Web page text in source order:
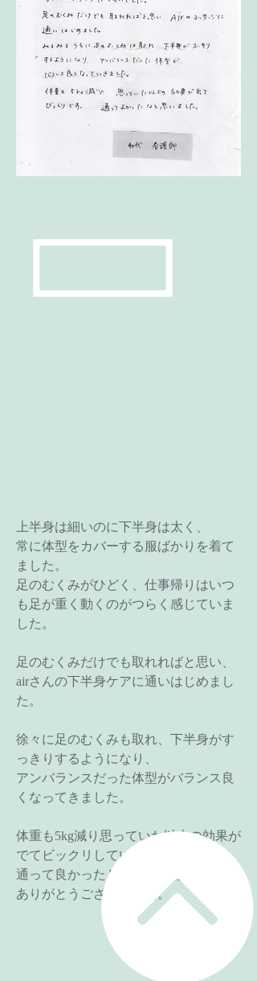
上半身は細いのに下半身は太く、
常に体型をカバーする服ばかりを着て
ました。
足のむくみがひどく、仕事帰りはいつ
も足が重く動くのがつらく感じていま
した。
足のむくみだけでも取れればと思い、
airさんの下半身ケアに通いはじめまし
た。
徐々に足のむくみも取れ、下半身がす
っきりするようになり、
アンバランスだった体型がバランス良
くなってきました。
体重も5kg減り思っていた以上の効果が
でてビックリしています。
通って良かったと思いました。
ありがとうございました。